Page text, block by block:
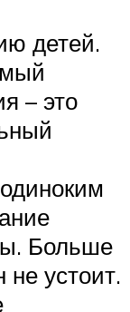
детей.
– это
Больше
не устоит.